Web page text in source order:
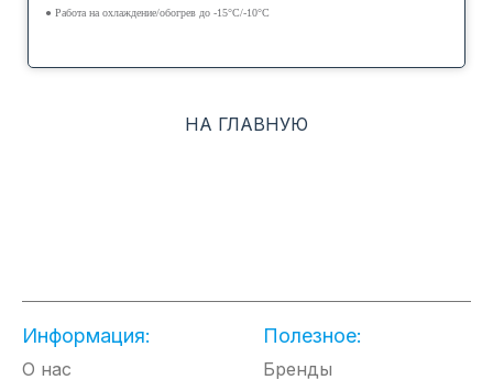
● Работа на охлаждение/обогрев до -15°С/-10°С
НА ГЛАВНУЮ
Информация:
О нас
Полезное:
Бренды